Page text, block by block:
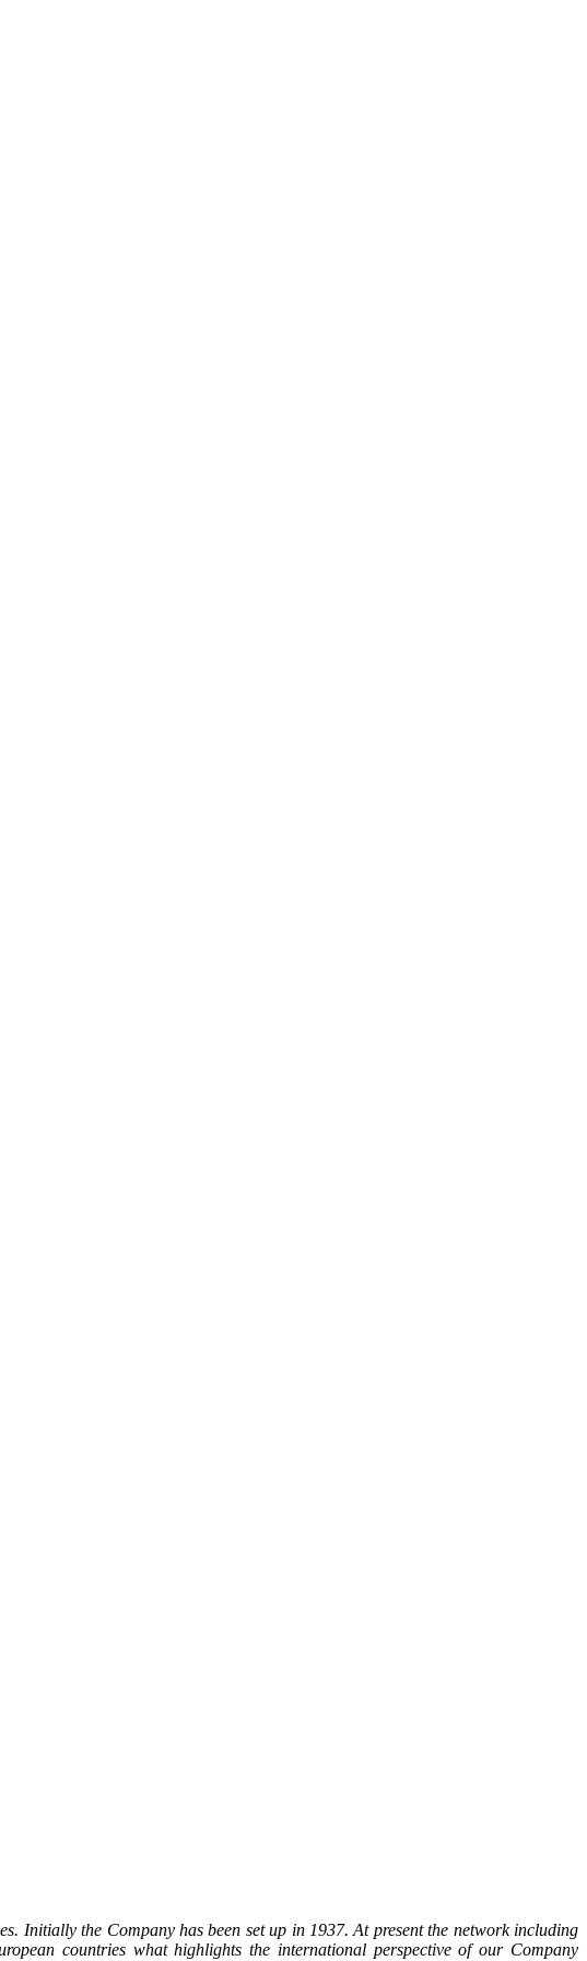
Initially the Company has been set up in 1937. At present the network including
countries what highlights the international perspective of our Company